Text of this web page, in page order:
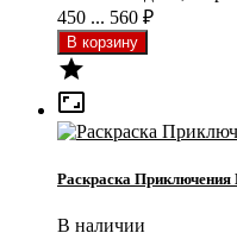
450 ... 560 ₽


Раскраска Приключения
В наличии